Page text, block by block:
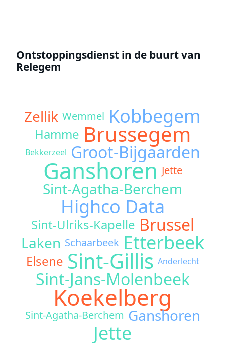
Ontstoppingsdienst in de buurt van
Relegem
Zellik Wemmel Kobbegem
Hamme Brussegem
Bekkerzeel Groot-Bijgaarden
Ganshoren Jette
Sint-Agatha-Berchem
Highco Data
Sint-Ulriks-Kapelle Brussel
Laken Schaarbeek Etterbeek
Elsene Sint-Gillis Anderlecht
Sint-Jans-Molenbeek
Koekelberg
Sint-Agatha-Berchem Ganshoren
Jette